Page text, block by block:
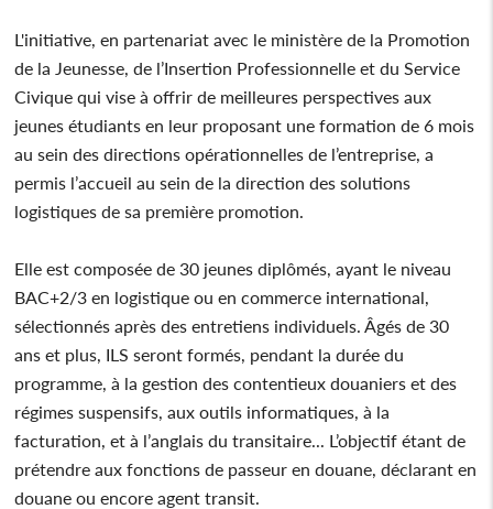
L'initiative, en partenariat avec le ministère de la Promotion
de la Jeunesse, de l’Insertion Professionnelle et du Service
Civique qui vise à offrir de meilleures perspectives aux
jeunes étudiants en leur proposant une formation de 6 mois
au sein des directions opérationnelles de l’entreprise, a
permis l’accueil au sein de la direction des solutions
logistiques de sa première promotion.
Elle est composée de 30 jeunes diplômés, ayant le niveau
BAC+2/3 en logistique ou en commerce international,
sélectionnés après des entretiens individuels. Âgés de 30
ans et plus, ILS seront formés, pendant la durée du
programme, à la gestion des contentieux douaniers et des
régimes suspensifs, aux outils informatiques, à la
facturation, et à l’anglais du transitaire... L’objectif étant de
prétendre aux fonctions de passeur en douane, déclarant en
douane ou encore agent transit.